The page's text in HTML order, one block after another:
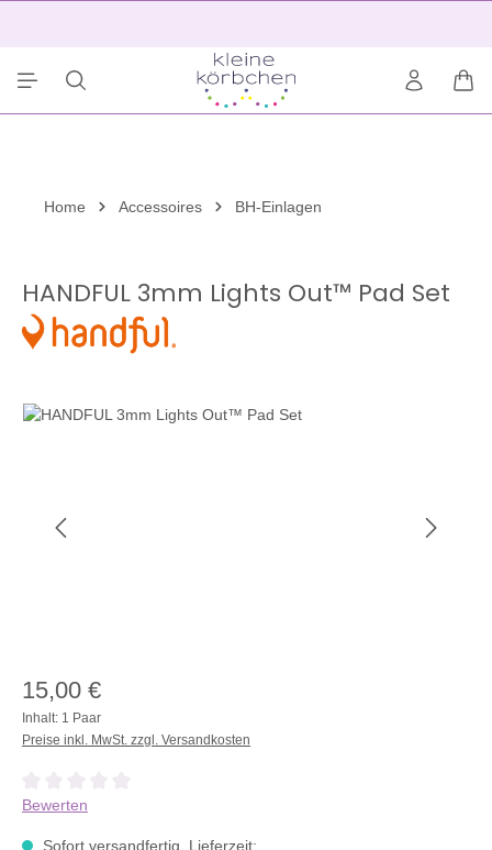
Home Accessoires BH-Einlagen
HANDFUL 3mm Lights Out™ Pad Set
Bildergalerie überspringen
15,00 €
Inhalt: 1 Paar
Preise inkl. MwSt. zzgl. Versandkosten
Durchschnittliche Bewertung von 0 von 5 Sternen
Bewerten
Sofort versandfertig. Lieferzeit: